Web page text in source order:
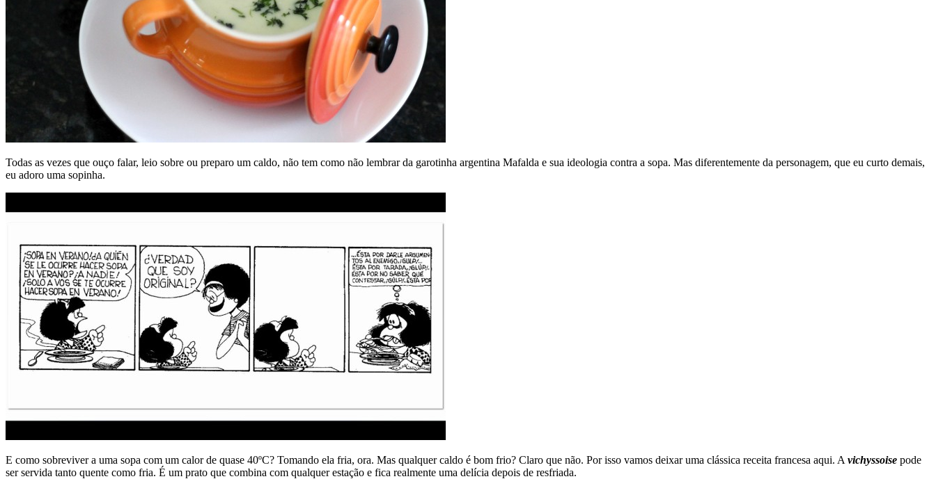
Todas as vezes que ouço falar, leio sobre ou preparo um caldo, não tem como não lembrar da garotinha argentina Mafalda e sua ideologia contra a sopa. Mas diferentemente da personagem, que eu curto demais,
eu adoro uma sopinha.
E como sobreviver a uma sopa com um calor de quase 40ºC? Tomando ela fria, ora. Mas qualquer caldo é bom frio? Claro que não. Por isso vamos deixar uma clássica receita francesa aqui. A vichyssoise pode
ser servida tanto quente como fria. É um prato que combina com qualquer estação e fica realmente uma delícia depois de resfriada.